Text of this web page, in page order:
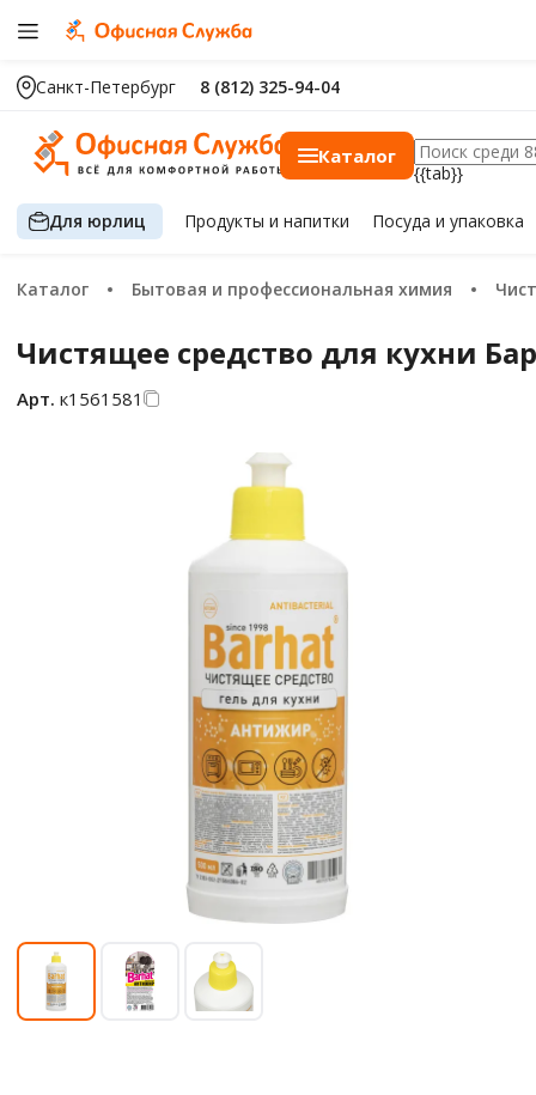
Санкт-Петербург 8 (812) 325-94-04
Каталог
{{tab}}
Для юрлиц Продуктыи напитки Посуда и упаковка
Каталог Бытовая и профессиональная химия
Чистящее средство для кухни
Арт. к1561581